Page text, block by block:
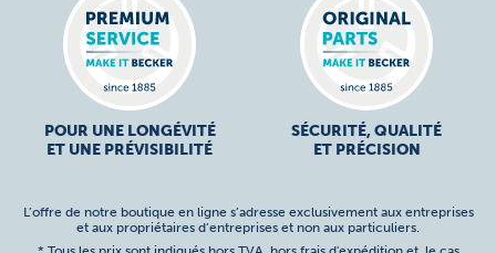
POUR UNE LONGÉVITÉ
ET UNE PRÉVISIBILITÉ
SÉCURITÉ, QUALITÉ
ET PRÉCISION
L’offre de notre boutique en ligne s’adresse exclusivement aux entreprises
et aux propriétaires d’entreprises et non aux particuliers.